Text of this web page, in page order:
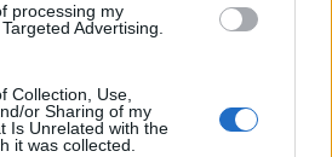
processing my
Advertising.
Collection, Use,
or Sharing of my
Is Unrelated with the
it was collected.
sera pas publiée.
Les champs
avec*